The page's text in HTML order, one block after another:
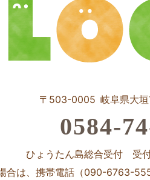
〒503-0005 岐阜県大
0584-
ひょうたん島総合受付 受
合は、携帯電話（090-6763-